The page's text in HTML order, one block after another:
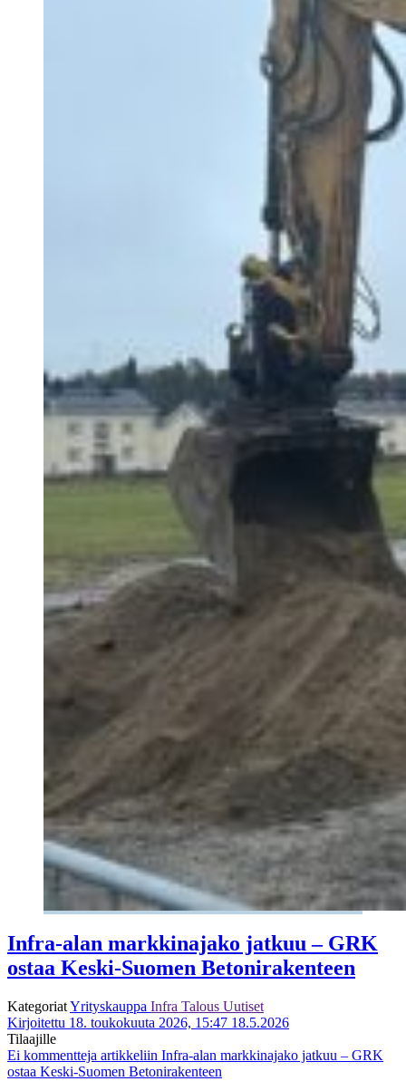
Infra-alan markkinajako jatkuu – GRK
ostaa Keski-Suomen Betonirakenteen
KategoriatYrityskauppa Infra Talous Uutiset
Kirjoitettu 18. toukokuuta 2026, 15:47 18.5.2026
Tilaajille
Ei kommentteja artikkeliin Infra-alan markkinajako jatkuu – GRK
ostaa Keski-Suomen Betonirakenteen